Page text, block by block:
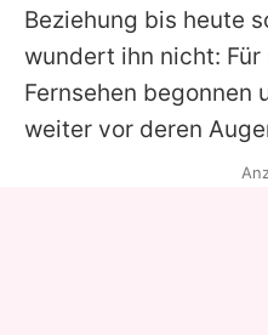
Beziehung bis heute
wundert ihn nicht: Für
Fernsehen begonnen
weiter vor deren